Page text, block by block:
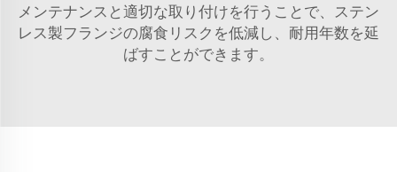
メンテナンスと適切な取り付けを行うことで、ステン
レス製フランジの腐食リスクを低減し、耐用年数を延
ばすことができます。